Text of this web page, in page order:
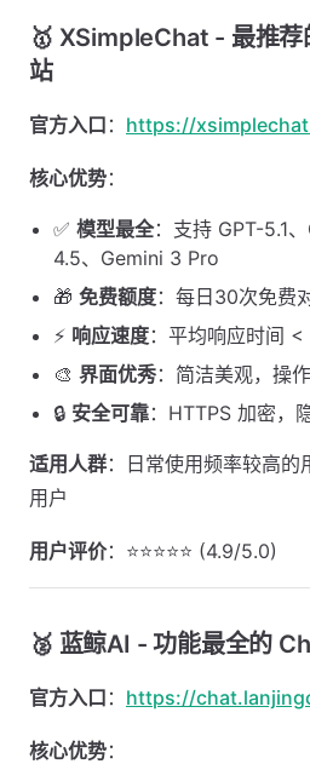
🥇 XSimpleChat - 最推
站
官方入口 ： https://
核心优势：
✅ 模型最全：支持 GPT-5.1
4.5、Gemini 3 Pro
🎁 免费额度：每日30次免费
⚡ 响应速度：平均响应时间 <
🎨 界面优秀：简洁美观，操
🔒 安全可靠：HTTPS 加密，
适用人群：日常使用频率较高
用户
用户评价：⭐⭐⭐⭐⭐ (4.9/5.0)
🥈 蓝鲸AI - 功能最全的
官方入口 ： https://
核心优势：